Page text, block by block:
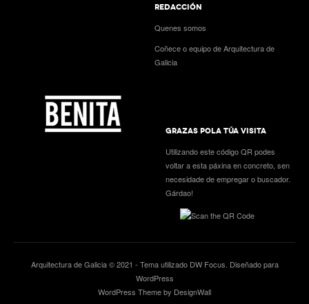
REDACCIÓN
Quenes somos
Coñece o equipo de Arquitectura de
Galicia
GRAZAS POLA TÚA VISITA
Utilizando este código QR podes
voltar a esta páxina en concreto, sen
necesidade de empregar o buscador.
Gárdao!
Arquitectura de Galicia © 2021 - Tema utilizado DW Focus . Diseñado para
WordPress
WordPress Theme by DesignWall